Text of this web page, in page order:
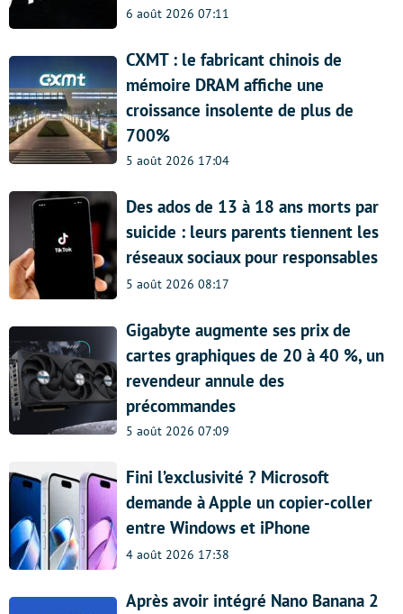
6 août 2026 07:11
CXMT : le fabricant chinois de
mémoire DRAM affiche une
croissance insolente de plus de
700%
5 août 2026 17:04
Des ados de 13 à 18 ans morts par
suicide : leurs parents tiennent les
réseaux sociaux pour responsables
5 août 2026 08:17
Gigabyte augmente ses prix de
cartes graphiques de 20 à 40 %, un
revendeur annule des
précommandes
5 août 2026 07:09
Fini l’exclusivité ? Microsoft
demande à Apple un copier-coller
entre Windows et iPhone
4 août 2026 17:38
Après avoir intégré Nano Banana 2